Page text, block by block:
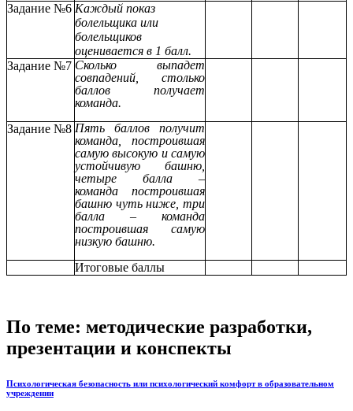
Задание №6 Каждый показ
болельщика или
болельщиков
оценивается в 1 балл.
Задание №7 Сколько выпадет
совпадений, столько
баллов получает
команда.
Задание №8 Пять баллов получит
команда, построившая
самую высокую и самую
устойчивую башню,
четыре балла –
команда построившая
башню чуть ниже, три
балла – команда
построившая самую
низкую башню.
Итоговые баллы
По теме: методические разработки,
презентации и конспекты
Психологическая безопасность или психологический комфорт в образовательном
учреждении